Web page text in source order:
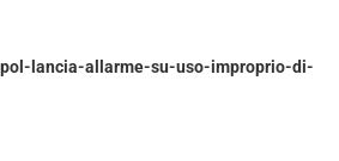
lancia-allarme-su-uso-improprio-di-